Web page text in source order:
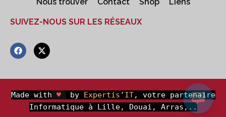
SUIVEZ-NOUS SUR LES RÉSEAUX
F
a
b
o
k
X
-
i
t
e
r
Made with ♥ by Expertis’IT, votre partenaire
Informatique à Lille, Douai, Arras,..